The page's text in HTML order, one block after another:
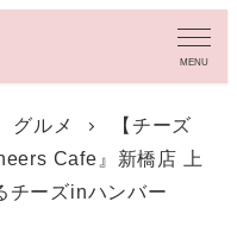
MENU
グルメ
【チーズ
Cafe』新橋店 上
チーズinハンバー